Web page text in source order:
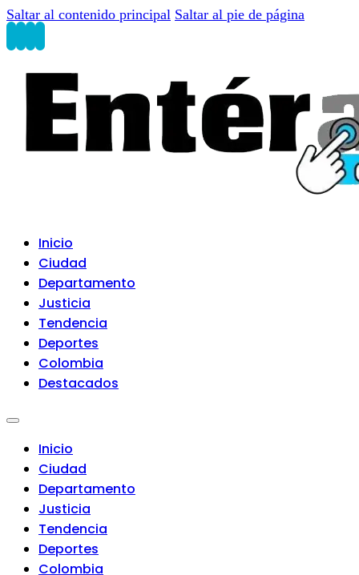
Saltar al contenido principal Saltar al pie de página
Inicio
Ciudad
Departamento
Justicia
Tendencia
Deportes
Colombia
Destacados
Inicio
Ciudad
Departamento
Justicia
Tendencia
Deportes
Colombia